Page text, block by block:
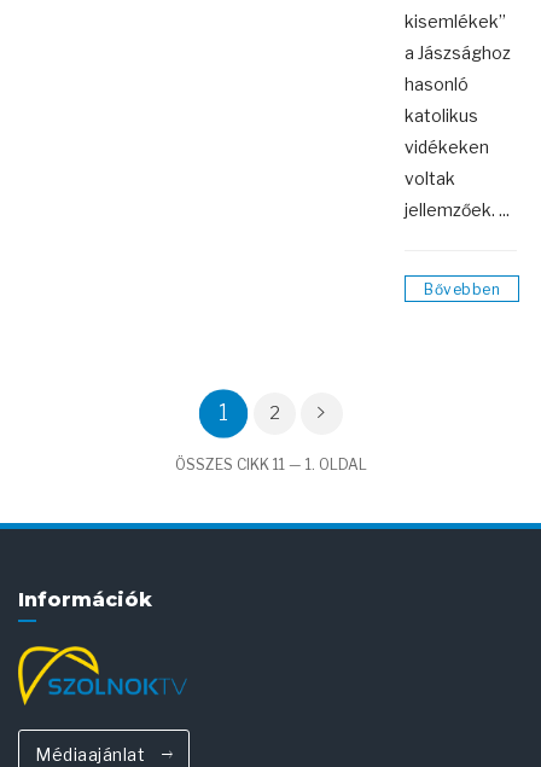
kisemlékek”
a Jászsághoz
hasonló
katolikus
vidékeken
voltak
jellemzőek. ...
Bővebben
1 2
ÖSSZES CIKK 11 — 1. OLDAL
Információk
Médiaajánlat